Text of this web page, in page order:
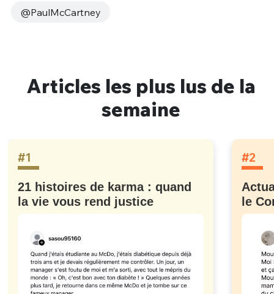
@PaulMcCartney
Articles les plus lus de la
semaine
#1
21 histoires de karma : quand
la vie vous rend justice
#2
le